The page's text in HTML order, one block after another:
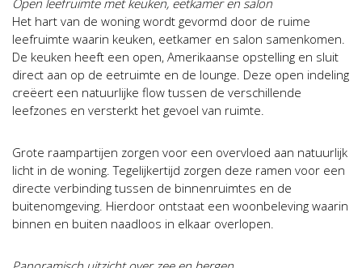
Open leefruimte met keuken, eetkamer en salon
Het hart van de woning wordt gevormd door de ruime
leefruimte waarin keuken, eetkamer en salon samenkomen.
De keuken heeft een open, Amerikaanse opstelling en sluit
direct aan op de eetruimte en de lounge. Deze open indeling
creëert een natuurlijke flow tussen de verschillende
leefzones en versterkt het gevoel van ruimte.
Grote raampartijen zorgen voor een overvloed aan natuurlijk
licht in de woning. Tegelijkertijd zorgen deze ramen voor een
directe verbinding tussen de binnenruimtes en de
buitenomgeving. Hierdoor ontstaat een woonbeleving waarin
binnen en buiten naadloos in elkaar overlopen.